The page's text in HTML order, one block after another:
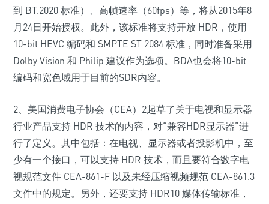
到 BT.2020 标准）、高帧速率（60fps）等，将从2015年8
月24日开始授权。此外，该标准将支持开放 HDR，使用
10-bit HEVC 编码和 SMPTE ST 2084 标准，同时准备采用
Dolby Vision 和 Philip 建议作为选项。BDA也会将10-bit
编码和宽色域用于目前的SDR内容。
2、美国消费电子协会（CEA）2起草了关于电视和显示器
行业产品支持 HDR 技术的内容，对“兼容HDR显示器”进
行了定义。其中包括：在电视、显示器或者投影机中，至
少有一个接口，可以支持 HDR 技术，而且要符合数字电
视规范文件 CEA-861-F 以及未经压缩视频规范 CEA-861.3
文件中的规定。另外，还要支持 HDR10 媒体传输标准，